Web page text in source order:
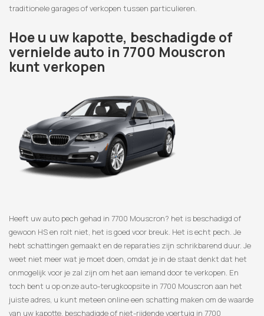
traditionele garages of verkopen tussen particulieren.
Hoe u uw kapotte, beschadigde of
vernielde auto in 7700 Mouscron
kunt verkopen
Heeft uw auto pech gehad in 7700 Mouscron? het is beschadigd of
gewoon HS en rolt niet, het is goed voor breuk. Het is echt pech. Je
hebt schattingen gemaakt en de reparaties zijn schrikbarend duur. Je
weet niet meer wat je moet doen, omdat je in de staat denkt dat het
onmogelijk voor je zal zijn om het aan iemand door te verkopen. En
toch bent u op onze auto-terugkoopsite in 7700 Mouscron aan het
juiste adres, u kunt meteen online een schatting maken om de waarde
van uw kapotte, beschadigde of niet-rijdende voertuig in 7700